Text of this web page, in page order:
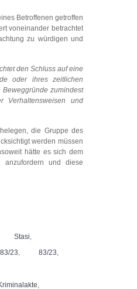
Betroffenen getroffen
voneinander betrachtet
zu würdigen und
den Schluss auf eine
oder ihres zeitlichen
zumindest
Verhaltensweisen und
die Gruppe des
werden müssen
hätte es sich dem
anzufordern und diese
Stasi,
23, 83/23,